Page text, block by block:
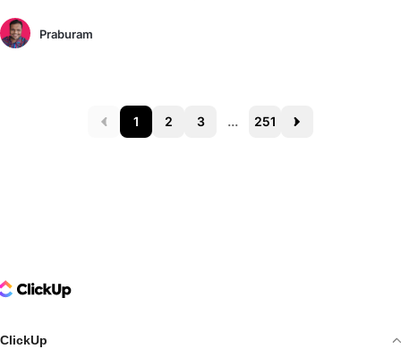
Praburam
Prev 1 2 3 ... 251 Next
Logo
ClickUp